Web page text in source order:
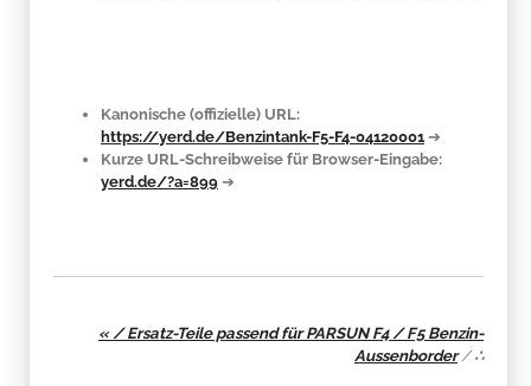
Kanonische (offizielle) URL:
https://yerd.de/Benzintank-F5-F4-04120001 ➔
Kurze URL-Schreibweise für Browser-Eingabe:
yerd.de/?a=899 ➔
« / Ersatz-Teile passend für PARSUN F4 / F5 Benzin-
Aussenborder/∴